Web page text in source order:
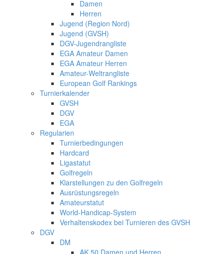
Damen
Herren
Jugend (Region Nord)
Jugend (GVSH)
DGV-Jugendrangliste
EGA Amateur Damen
EGA Amateur Herren
Amateur-Weltrangliste
European Golf Rankings
Turnierkalender
GVSH
DGV
EGA
Regularien
Turnierbedingungen
Hardcard
Ligastatut
Golfregeln
Klarstellungen zu den Golfregeln
Ausrüstungsregeln
Amateurstatut
World-Handicap-System
Verhaltenskodex bei Turnieren des GVSH
DGV
DM